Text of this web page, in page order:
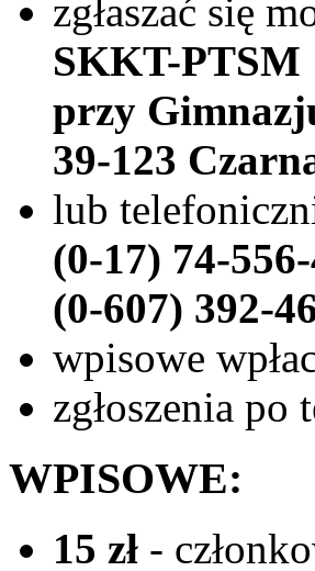
zgłaszać się
SKKT-
przy
39-123
lub
(0-17) 74-
(0-607) 392-
wpisowe
zgłoszenia
WPISOWE:
15 zł -